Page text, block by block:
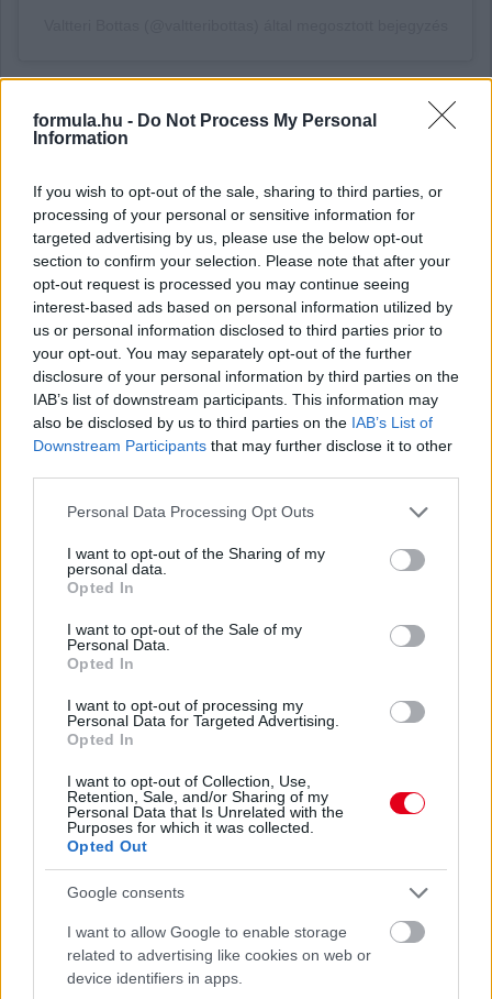
formula.hu - Do Not Process My Personal
Information
If you wish to opt-out of the sale, sharing to third parties, or
processing of your personal or sensitive information for
targeted advertising by us, please use the below opt-out
section to confirm your selection. Please note that after your
opt-out request is processed you may continue seeing
interest-based ads based on personal information utilized by
us or personal information disclosed to third parties prior to
your opt-out. You may separately opt-out of the further
disclosure of your personal information by third parties on the
IAB’s list of downstream participants. This information may
also be disclosed by us to third parties on the IAB’s List of
Downstream Participants that may further disclose it to other
Please note that this website/app uses one or more Google
not limited to your visit or usage behaviour. You may click to
grant or deny consent to Google and its third-party tags to
use your data for below specified purposes in below Google
consent section.
Personal Data Processing Opt Outs
I want to opt-out of the Sharing of my
personal data.
Opted In
I want to opt-out of the Sale of my
Personal Data.
Opted In
I want to opt-out of processing my
Personal Data for Targeted Advertising.
Opted In
I want to opt-out of Collection, Use,
Retention, Sale, and/or Sharing of my
Personal Data that Is Unrelated with the
Purposes for which it was collected.
Opted Out
Google consents
I want to allow Google to enable storage
related to advertising like cookies on web or
device identifiers in apps.
Gobodics Tamás
Montoya szerint Antonelli kedvessége sem
segít Russellen
A Mercedes házon belüli küzdelemről beszélve a korábbi pilóta,
Juan Pablo Montoya így fogalmazott az F1 hivatalos
„A helyzet bonyolult, mert Kimi rohadtul gyors, és emellett
nagyon szimpatikus srác is. Ha valaki gyors, de egy seggfej,
akkor sokkal könnyebb ellene küzdeni, és felépíteni azt a dühöt,
ami a lendületet adja ahhoz, hogy legyőzzük. De amikor a srác
ilyen kedves…”
„George-nak ki kell találnia egy módszert, hogy felvegye a
helyzetbe hozza Kimit. Ha George-nak ez sikerül, Kimi
Szerintem ez nehéz helyzetbe kényszerítheti Kimit, és hibákra
késztetheti.”
Gobodics Tamás